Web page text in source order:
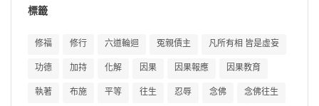
標籤
修福 修行 六道輪迴 冤親債主 凡所有相 皆是虛妄
功德 加持 化解 因果 因果報應 因果教育
執著 布施 平等 往生 忍辱 念佛 念佛往生